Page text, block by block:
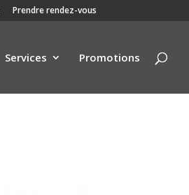
Prendre rendez-vous
Services Promotions